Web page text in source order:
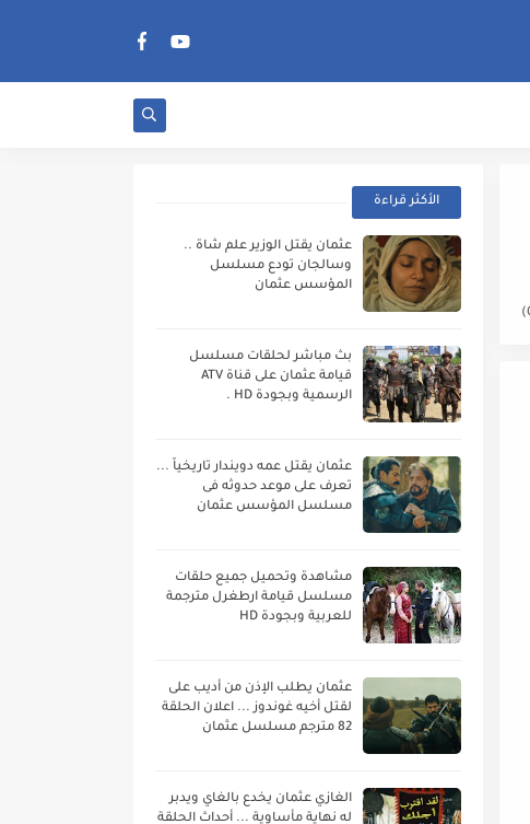
الأكثر قراءة
عثمان يقتل الوزير علم شاة ..
وسالجان تودع مسلسل
المؤسس عثمان
بث مباشر لحلقات مسلسل
قيامة عثمان على قناة ATV
الرسمية وبجودة HD .
عثمان يقتل عمه دويندار تاريخياً ...
تعرف على موعد حدوثه فى
مسلسل المؤسس عثمان
مشاهدة وتحميل جميع حلقات
مسلسل قيامة ارطغرل مترجمة
للعربية وبجودة HD
عثمان يطلب الإذن من أديب على
لقتل أخيه غوندوز ... اعلان الحلقة
82 مترجم مسلسل عثمان
الغازي عثمان يخدع بالغاي ويدبر
له نهاية مأساوية ... أحداث الحلقة